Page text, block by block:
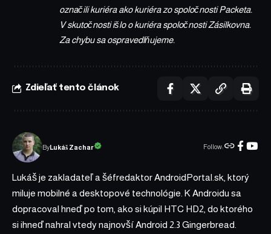
označili kuriéra ako kuriéra zo spoločnosti Packeta.
V skutočnosti išlo o kuriéra spoločnosti Zásilkovna.
Za chybu sa ospravedlňujeme.
Zdieľať tento článok
ByLukáš Zachar Follow:
Lukáš je zakladateľ a šéfredaktor AndroidPortal.sk, ktorý
miluje mobilné a desktopové technológie. K Androidu sa
dopracoval hneď po tom, ako si kúpil HTC HD2, do ktorého
si ihneď nahral vtedy najnovší Android 2.3 Gingerbread.